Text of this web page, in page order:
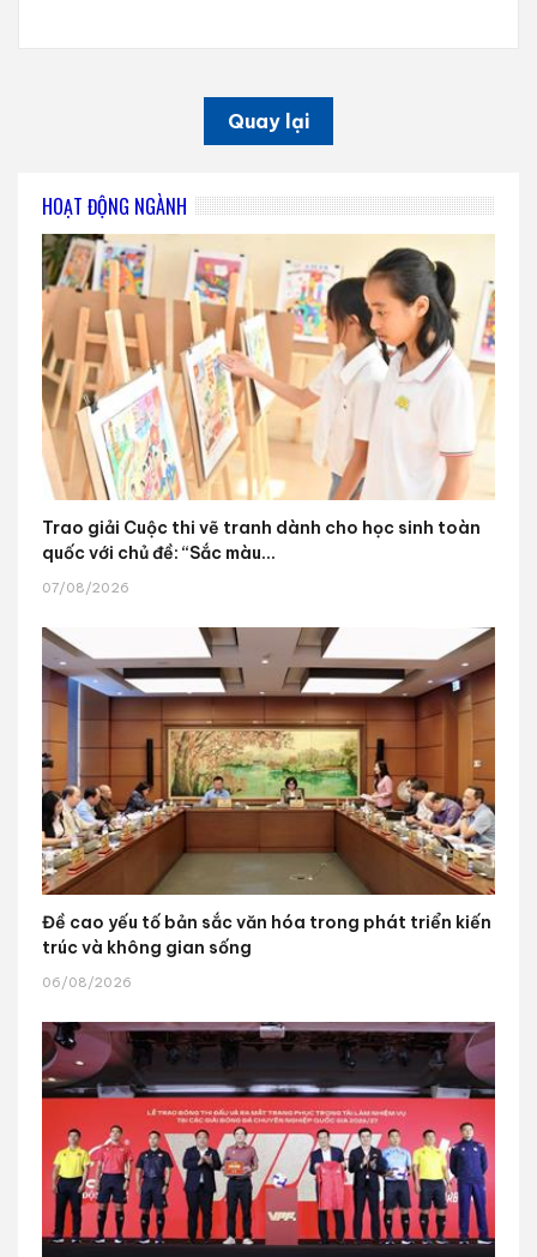
Quay lại
HOẠT ĐỘNG NGÀNH
Trao giải Cuộc thi vẽ tranh dành cho học sinh toàn
quốc với chủ đề: “Sắc màu...
07/08/2026
Đề cao yếu tố bản sắc văn hóa trong phát triển kiến
trúc và không gian sống
06/08/2026